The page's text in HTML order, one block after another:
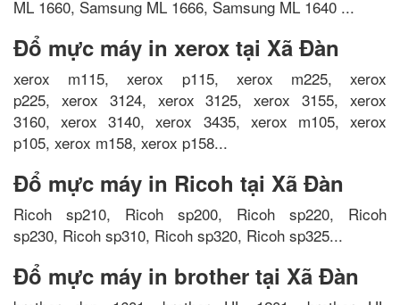
ML 1660, Samsung ML 1666, Samsung ML 1640 ...
Đổ mực máy in xerox tại Xã Đàn
xerox m115, xerox p115, xerox m225, xerox
p225, xerox 3124, xerox 3125, xerox 3155, xerox
3160, xerox 3140, xerox 3435, xerox m105, xerox
p105, xerox m158, xerox p158...
Đổ mực máy in Ricoh tại Xã Đàn
Ricoh sp210, Ricoh sp200, Ricoh sp220, Ricoh
sp230, Ricoh sp310, Ricoh sp320, Ricoh sp325...
Đổ mực máy in brother tại Xã Đàn